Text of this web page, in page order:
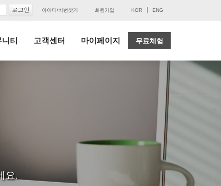
아이디/비번찾기 회원가입 KOR ENG
티 고객센터 마이페이지 무료체험
요.